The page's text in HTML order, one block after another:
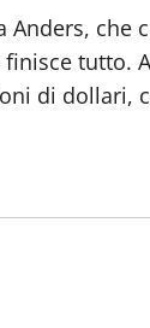
che
tutto.
di dollari,